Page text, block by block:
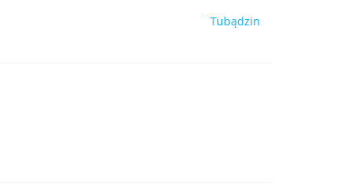
Tubądzin